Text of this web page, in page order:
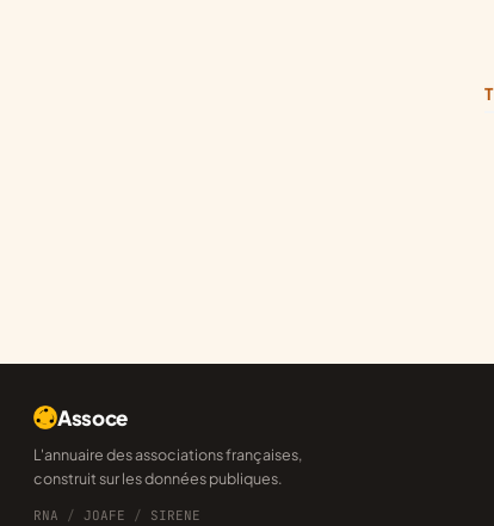
Assoce
L'annuaire des associations françaises,
construit sur les données publiques.
RNA / JOAFE / SIRENE